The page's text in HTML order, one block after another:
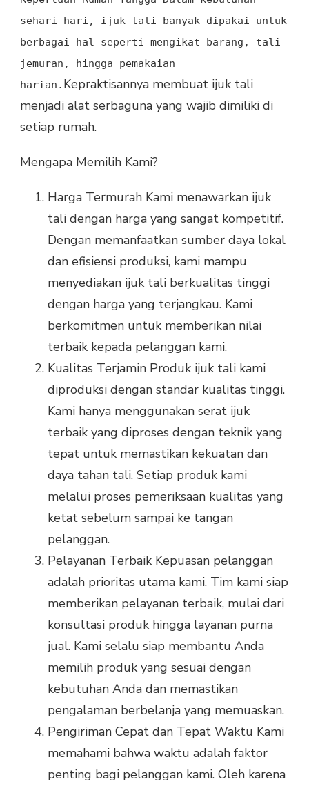
sehari-hari , ijuk tali banyak dipakai untuk
berbagai hal seperti mengikat barang , tali
jemuran , hingga pemakaian
harian . Kepraktisannya membuat ijuk tali
menjadi alat serbaguna yang wajib dimiliki di
setiap rumah.
Mengapa Memilih Kami?
Harga Termurah Kami menawarkan ijuk
tali dengan harga yang sangat kompetitif.
Dengan memanfaatkan sumber daya lokal
dan efisiensi produksi, kami mampu
menyediakan ijuk tali berkualitas tinggi
dengan harga yang terjangkau. Kami
berkomitmen untuk memberikan nilai
terbaik kepada pelanggan kami.
Kualitas Terjamin Produk ijuk tali kami
diproduksi dengan standar kualitas tinggi.
Kami hanya menggunakan serat ijuk
terbaik yang diproses dengan teknik yang
tepat untuk memastikan kekuatan dan
daya tahan tali. Setiap produk kami
melalui proses pemeriksaan kualitas yang
ketat sebelum sampai ke tangan
pelanggan.
Pelayanan Terbaik Kepuasan pelanggan
adalah prioritas utama kami. Tim kami siap
memberikan pelayanan terbaik, mulai dari
konsultasi produk hingga layanan purna
jual. Kami selalu siap membantu Anda
memilih produk yang sesuai dengan
kebutuhan Anda dan memastikan
pengalaman berbelanja yang memuaskan.
Pengiriman Cepat dan Tepat Waktu Kami
memahami bahwa waktu adalah faktor
penting bagi pelanggan kami. Oleh karena